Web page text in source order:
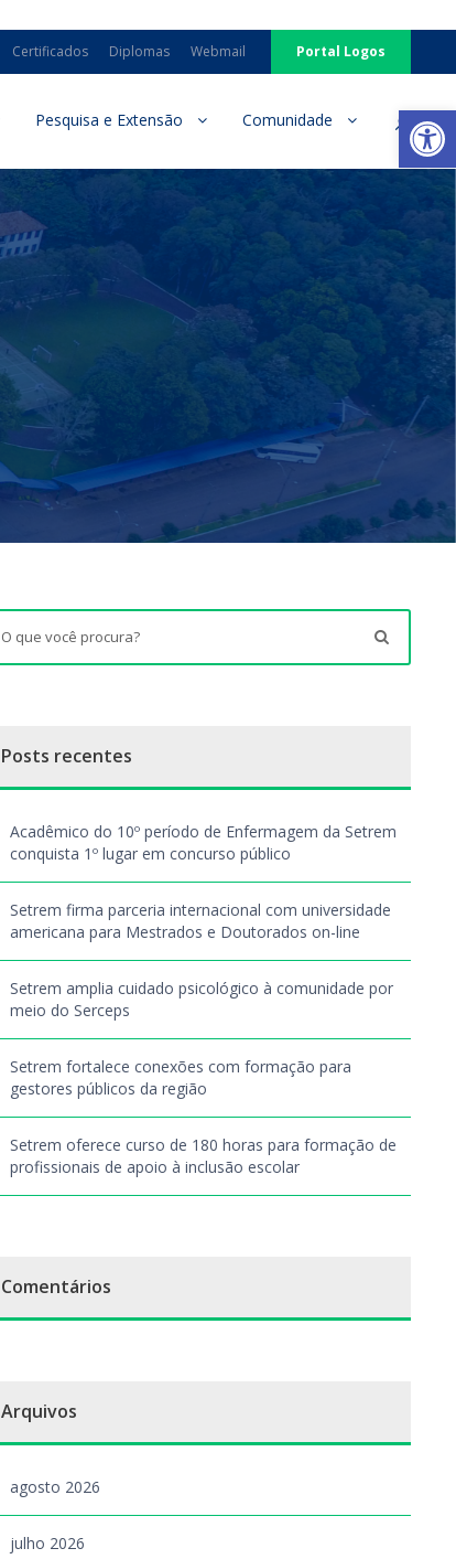
Certificados Diplomas Webmail Portal Logos
Pesquisa e Extensão Comunidade
Posts recentes
Acadêmico do 10º período de Enfermagem da Setrem
conquista 1º lugar em concurso público
Setrem firma parceria internacional com universidade
americana para Mestrados e Doutorados on-line
Setrem amplia cuidado psicológico à comunidade por
meio do Serceps
Setrem fortalece conexões com formação para
gestores públicos da região
Setrem oferece curso de 180 horas para formação de
profissionais de apoio à inclusão escolar
Comentários
Arquivos
agosto 2026
julho 2026